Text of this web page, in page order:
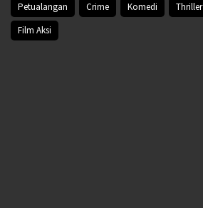
Petualangan
Crime Komedi Thriller
Film Aksi